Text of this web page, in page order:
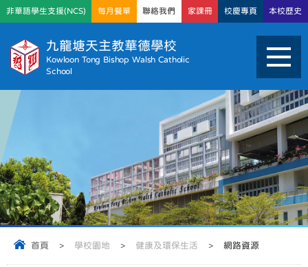
九龍塘天主教華德學校
Kowloon Tong Bishop Walsh Catholic
School
非華語學生支援(NCS) 每月餐單 聯絡我們 家課冊 校慶專頁 本校歷史
首頁 > 學校園地 > 健康及環保生活 > 網路資源